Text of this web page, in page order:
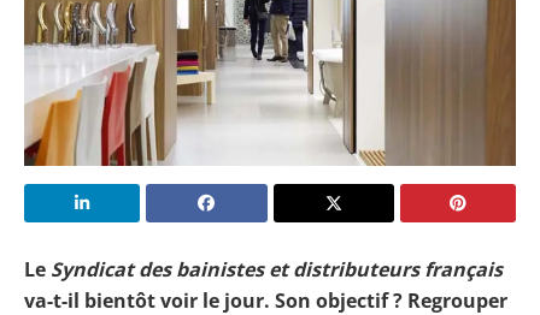
Le Syndicat des bainistes et distributeurs français
va-t-il bientôt voir le jour. Son objectif ? Regrouper